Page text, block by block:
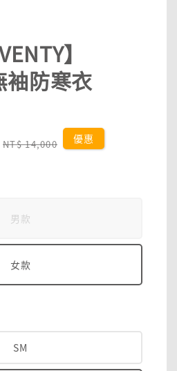
】
防寒衣
Regular
NT$ 14,000 優惠
男款
女款
SM